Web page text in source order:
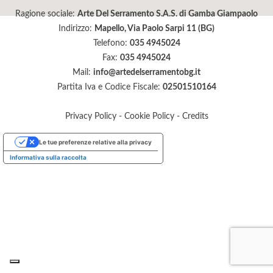
Ragione sociale:Arte Del Serramento S.A.S. di Gamba Giampaolo
Indirizzo: Mapello, Via Paolo Sarpi 11 (BG)
Telefono: 035 4945024
Fax: 035 4945024
Mail: info@artedelserramentobg.it
Partita Iva e Codice Fiscale: 02501510164
Privacy Policy - Cookie Policy - Credits
Informativa sulla raccolta
Le tue preferenze relative alla privacy